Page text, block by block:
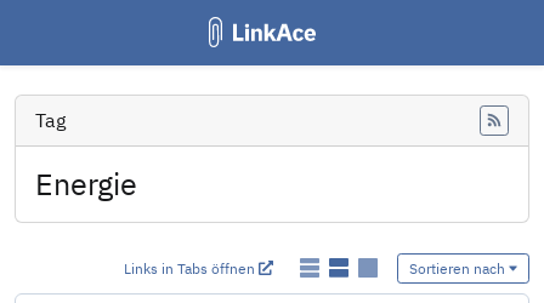
Tag
Energie
Links in Tabs öffnen Sortieren nach